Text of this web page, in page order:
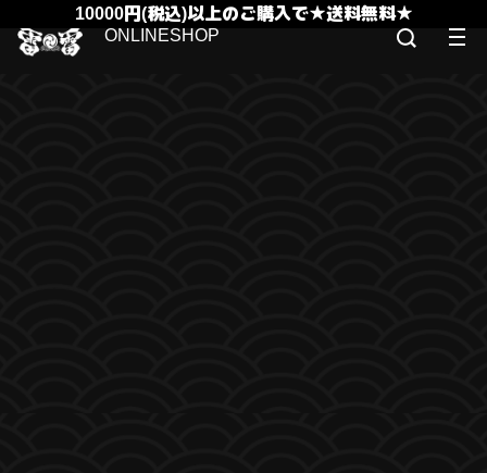
10000円(税込)以上のご購入で★送料無料★
ONLINESHOP